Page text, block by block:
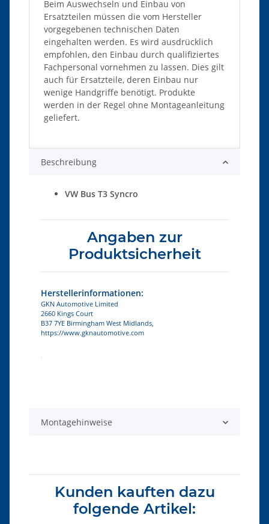
Beim Auswechseln und Einbau von
Ersatzteilen müssen die vom Hersteller
vorgegebenen technischen Daten
eingehalten werden. Es wird ausdrücklich
empfohlen, den Einbau durch qualifiziertes
Fachpersonal vornehmen zu lassen. Dies gilt
auch für Ersatzteile, deren Einbau nur
wenige Handgriffe benötigt. Produkte
werden in der Regel ohne Montageanleitung
geliefert.
Beschreibung
VW Bus T3 Syncro
Angaben zur
Produktsicherheit
Herstellerinformationen:
GKN Automotive Limited
2660 Kings Court
B37 7YE Birmingham West Midlands,
https://www.gknautomotive.com
Montagehinweise
Kunden kauften dazu
folgende Artikel: